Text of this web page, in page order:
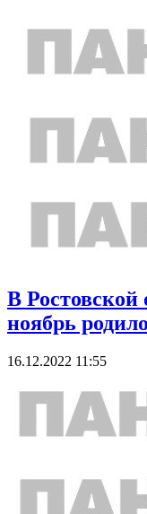
В Ростовской
ноябрь
16.12.2022 11:55